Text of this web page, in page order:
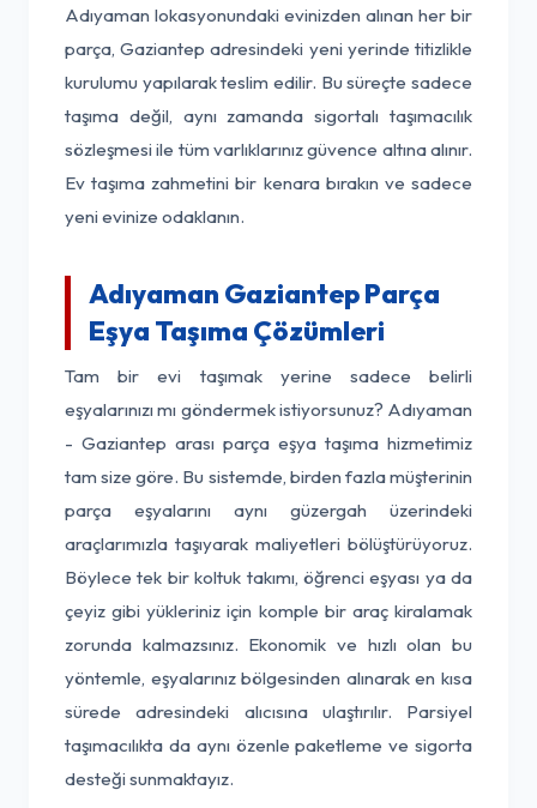
Adıyaman lokasyonundaki evinizden alınan her bir
parça, Gaziantep adresindeki yeni yerinde titizlikle
kurulumu yapılarak teslim edilir. Bu süreçte sadece
taşıma değil, aynı zamanda sigortalı taşımacılık
sözleşmesi ile tüm varlıklarınız güvence altına alınır.
Ev taşıma zahmetini bir kenara bırakın ve sadece
yeni evinize odaklanın.
Adıyaman Gaziantep Parça
Eşya Taşıma Çözümleri
Tam bir evi taşımak yerine sadece belirli
eşyalarınızı mı göndermek istiyorsunuz? Adıyaman
- Gaziantep arası parça eşya taşıma hizmetimiz
tam size göre. Bu sistemde, birden fazla müşterinin
parça eşyalarını aynı güzergah üzerindeki
araçlarımızla taşıyarak maliyetleri bölüştürüyoruz.
Böylece tek bir koltuk takımı, öğrenci eşyası ya da
çeyiz gibi yükleriniz için komple bir araç kiralamak
zorunda kalmazsınız. Ekonomik ve hızlı olan bu
yöntemle, eşyalarınız bölgesinden alınarak en kısa
sürede adresindeki alıcısına ulaştırılır. Parsiyel
taşımacılıkta da aynı özenle paketleme ve sigorta
desteği sunmaktayız.